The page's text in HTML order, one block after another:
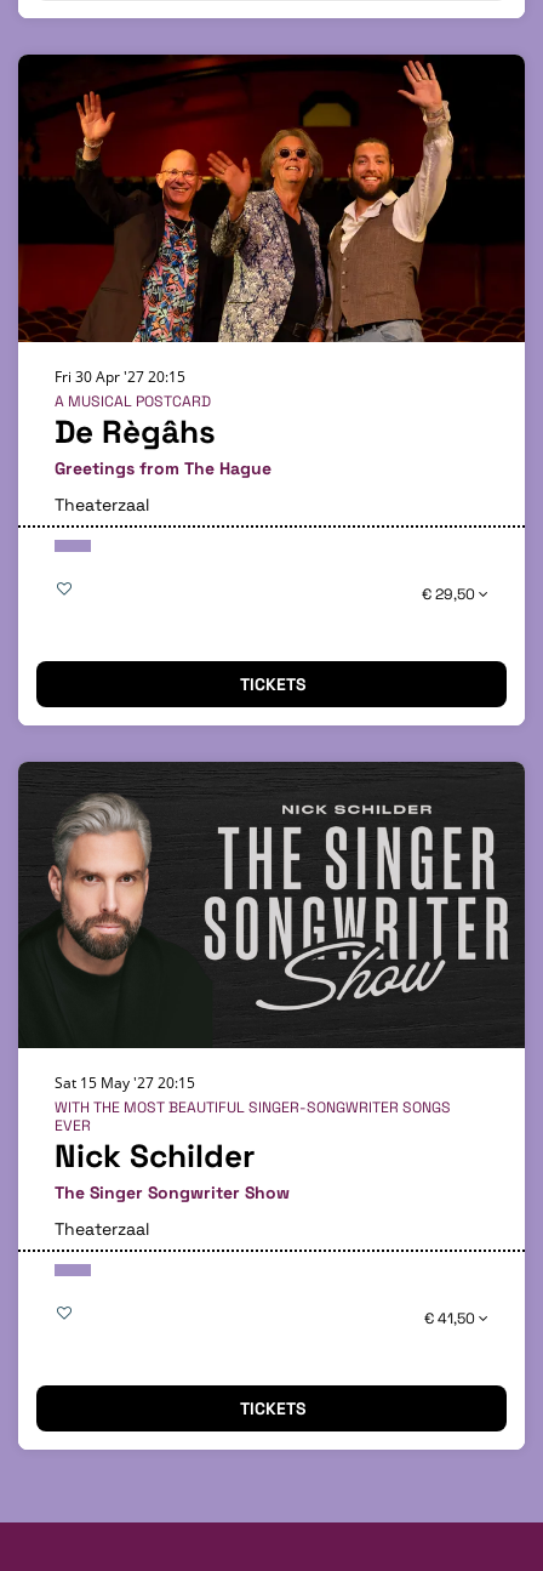
De Règâhs
Greetings from The Hague
A MUSICAL POSTCARD
Fri 30 Apr '2720:15
Theaterzaal
€ 29,50
TICKETS
Nick Schilder
The Singer Songwriter Show
WITH THE MOST BEAUTIFUL SINGER-SONGWRITER SONGS
EVER
Sat 15 May '2720:15
Theaterzaal
€ 41,50
TICKETS